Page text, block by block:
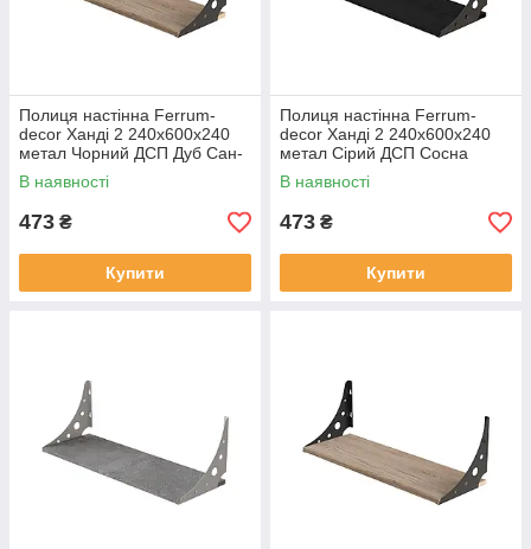
Полиця настінна Ferrum-
decor Ханді 2 240x600x240
метал Чорний ДСП Дуб Сан-
Маріно 16 мм (XND0023)
В наявності
473 ₴
Купити
Полиця настінна Ferrum-
decor Ханді 2 240x600x240
метал Сірий ДСП Сосна
Кембра 16 мм (XND0038)
В наявності
473 ₴
Купити